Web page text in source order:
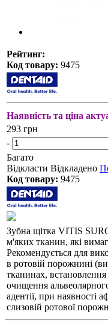
Рейтинг:
Код товару: 9475
Наявність та ціна
293 грн
-
Багато
Відкласти Відкладено
Код товару: 9475
Зубна щітка VITIS
м'яких тканин, які
Рекомендується для
в ротовій порожнині
тканинах,
очищення
адентії, при наявності
слизовій ротової